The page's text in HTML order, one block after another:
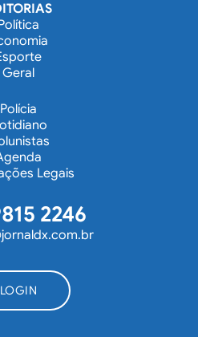
Geral
Polícia
Legais
2246
LOGIN